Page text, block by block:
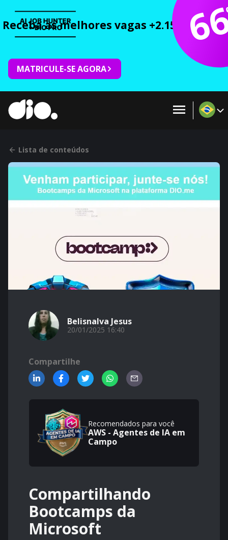
Receba as melhores vagas +2.150 cursos
MATRICULE-SE AGORA
Lista de conteúdos
Belisnalva Jesus
20/01/2025 16:40
Compartilhe
Recomendados para você
AWS - Agentes de IA em
Campo
Compartilhando
Bootcamps da
Microsoft